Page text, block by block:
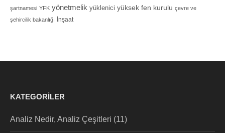
şartnamesi YFK yönetmelik yüklenici yüksek fen kurulu çevre ve
şehircilik bakanlığı
İnşaat
KATEGORILER
Analiz Nedir, Analiz Çeşitleri (11)